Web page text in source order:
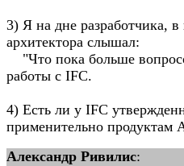
3) Я на дне разработчика,
архитектора слышал:
"Что пока больше
работы с IFC.
4) Есть ли у IFC
применительно продуктам
Александр Ривилис: